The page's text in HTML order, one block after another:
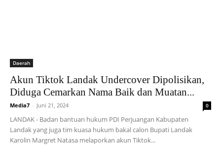
Daerah
Akun Tiktok Landak Undercover Dipolisikan,
Diduga Cemarkan Nama Baik dan Muatan...
Media7 - Juni 21, 2024 0
LANDAK - Badan bantuan hukum PDI Perjuangan Kabupaten
Landak yang juga tim kuasa hukum bakal calon Bupati Landak
Karolin Margret Natasa melaporkan akun Tiktok...